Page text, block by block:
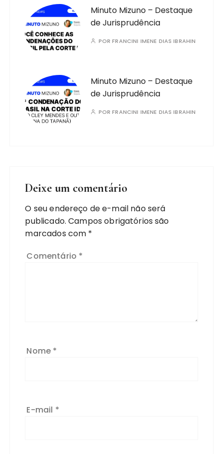
Minuto Mizuno – Destaque
de Jurisprudência
PORFRANCINI IMENE DIAS IBRAHIN
Minuto Mizuno – Destaque
de Jurisprudência
PORFRANCINI IMENE DIAS IBRAHIN
Deixe um comentário
O seu endereço de e-mail não será
publicado. Campos obrigatórios são
marcados com *
Comentário *
Nome *
E-mail *